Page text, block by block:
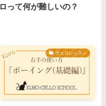
ロって何が難しいの？
チェロレッスン